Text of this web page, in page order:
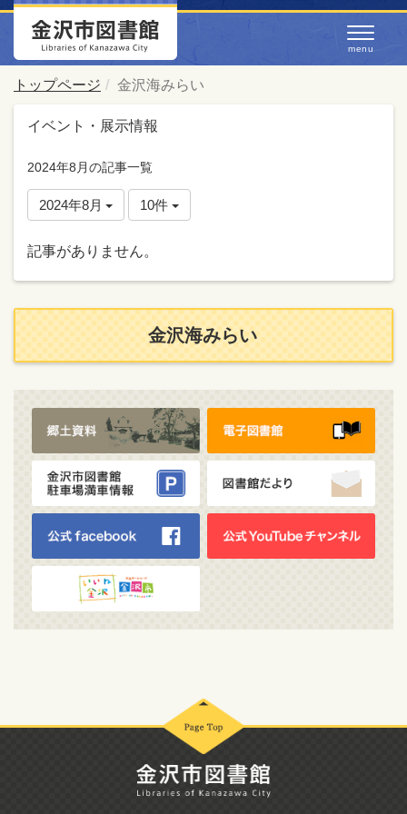
トップページ 金沢海みらい
イベント・展示情報
2024年8月の記事一覧
2024年8月 10件
記事がありません。
金沢海みらい